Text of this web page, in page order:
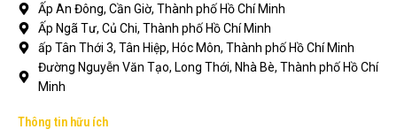
Ấp An Đông, Cần Giờ, Thành phố Hồ Chí Minh
Ấp Ngã Tư, Củ Chi, Thành phố Hồ Chí Minh
ấp Tân Thới 3, Tân Hiệp, Hóc Môn, Thành phố Hồ Chí Minh
Đường Nguyễn Văn Tạo, Long Thới, Nhà Bè, Thành phố Hồ Chí
Minh
Thông tin hữu ích